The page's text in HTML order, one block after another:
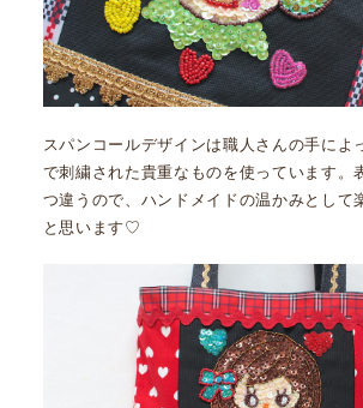
スパンコールデザインは職人さんの手によ
で刺繍された貴重なものを使っています。
つ違うので、ハンドメイドの温かみとして
と思います♡